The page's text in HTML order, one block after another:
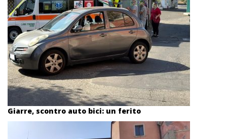
Giarre, scontro auto bici: un ferito